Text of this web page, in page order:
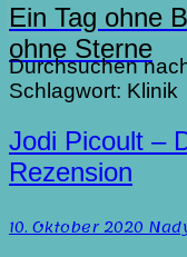
Ein Tag ohne
ohne Sterne
Durchsuchen
Schlagwort: Klinik
Jodi
Picoult
–
Funke
Jodi Picoult –
Rezension
10. Oktober 2020